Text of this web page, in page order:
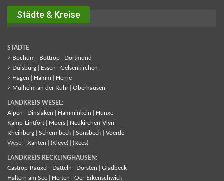
Städte & Kreise
STÄDTE
> Bochum Bottrop
Dortmund
> Duisburg Essen
Gelsenkirchen
> Hagen Hamm
Herne
> Mülheim an der Ruhr| Oberhausen
LANDKREIS WESEL:
Alpen
Dinslaken Hamminkeln
Hünxe
Kamp-Lintfort
Moers
Neukirchen-Vlyn
Rheinberg
Schermbeck Sonsbeck
Voerde
Wesel | Xanten (Kleve) (Rees)
LANDKREIS RECKLINGHAUSEN:
Castrop-Rauxel
Datteln Dorsten
Gladbeck
Haltern am See
Herten
Oer-Erkenschwick